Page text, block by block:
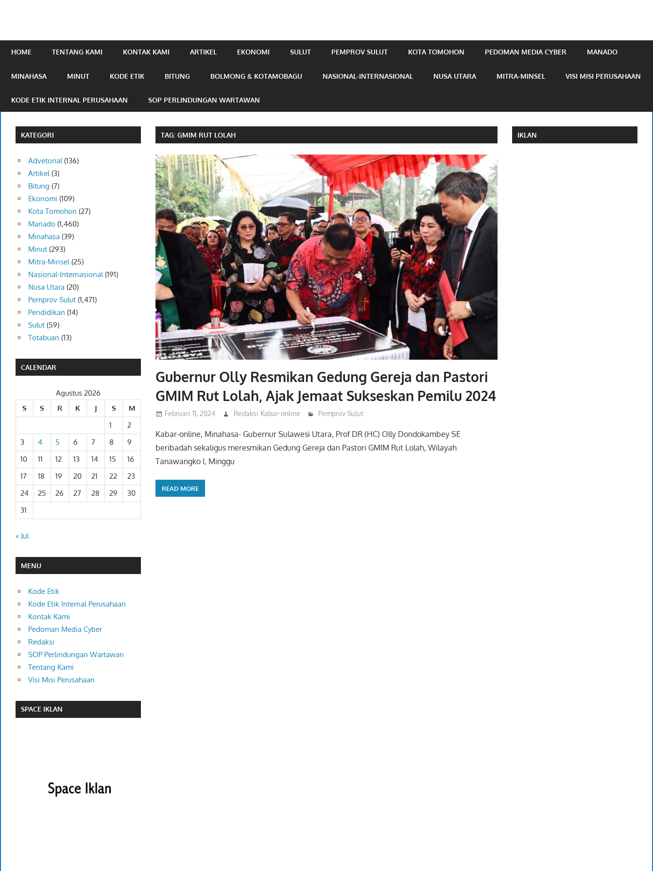
HOME TENTANG KAMI KONTAK KAMI ARTIKEL EKONOMI SULUT PEMPROV SULUT KOTA TOMOHON PEDOMAN MEDIA CYBER MANADO
MINAHASA MINUT KODE ETIK BITUNG BOLMONG & KOTAMOBAGU NASIONAL-INTERNASIONAL NUSA UTARA MITRA-MINSEL VISI MISI PERUSAHAAN
KODE ETIK INTERNAL PERUSAHAAN SOP PERLINDUNGAN WARTAWAN
TAG:GMIM RUT LOLAH
Gubernur Olly Resmikan Gedung Gereja dan Pastori
GMIM Rut Lolah, Ajak Jemaat Sukseskan Pemilu 2024
Februari 11, 2024 Redaksi Kabar-online Pemprov Sulut
Kabar-online, Minahasa- Gubernur Sulawesi Utara, Prof DR (HC) Olly Dondokambey SE
beribadah sekaligus meresmikan Gedung Gereja dan Pastori GMIM Rut Lolah, Wilayah
Tanawangko I, Minggu
READ MORE
KATEGORI
Advetorial(136)
Artikel(3)
Bitung (7)
Ekonomi (109)
Kota Tomohon (27)
Manado (1,460)
Minahasa (39)
Minut(293)
Mitra-Minsel(25)
Nasional-Internasional(191)
Nusa Utara (20)
Pemprov Sulut(1,471)
Pendidikan (14)
Sulut(59)
Totabuan (13)
CALENDAR
Agustus 2026
S
S R K J S
M
1
2
3
4 5 6 7 8
9
10
11 12 13 14 15
16
17
18 19 20 21 22
23
24
25 26 27 28 29
30
31
« Jul
MENU
Kode Etik
Kode Etik Internal Perusahaan
Kontak Kami
Pedoman Media Cyber
Redaksi
SOP Perlindungan Wartawan
Tentang Kami
Visi Misi Perusahaan
SPACE IKLAN
IKLAN